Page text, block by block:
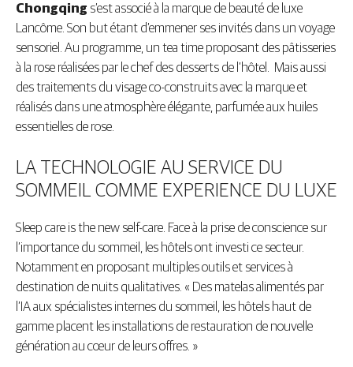
Chongqing s’est associé à la marque de beauté de luxe
Lancôme. Son but étant d’emmener ses invités dans un voyage
sensoriel. Au programme, un tea time proposant des pâtisseries
à la rose réalisées par le chef des desserts de l’hôtel. Mais aussi
des traitements du visage co-construits avec la marque et
réalisés dans une atmosphère élégante, parfumée aux huiles
essentielles de rose.
LA TECHNOLOGIE AU SERVICE DU
SOMMEIL COMME EXPERIENCE DU LUXE
Sleep care is the new self-care. Face à la prise de conscience sur
l’importance du sommeil, les hôtels ont investi ce secteur.
Notamment en proposant multiples outils et services à
destination de nuits qualitatives. « Des matelas alimentés par
l’IA aux spécialistes internes du sommeil, les hôtels haut de
gamme placent les installations de restauration de nouvelle
génération au cœur de leurs offres. »